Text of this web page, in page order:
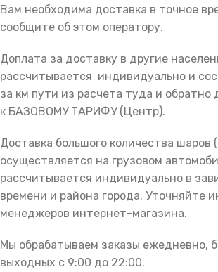
Вам необходима доставка в точное
сообщите об этом оператору.
Доплата за доставку в другие
рассчитывается индивидуально и
за км пути из расчета туда и обратно
к БАЗОВОМУ ТАРИФУ (Центр).
Доставка большого количества шаров
осуществляется на грузовом
рассчитывается индивидуально в
времени и района города. Уточняйте
менеджеров интернет-магазина.
Мы обрабатываем заказы ежедневно,
выходных с 9:00 до 22:00.